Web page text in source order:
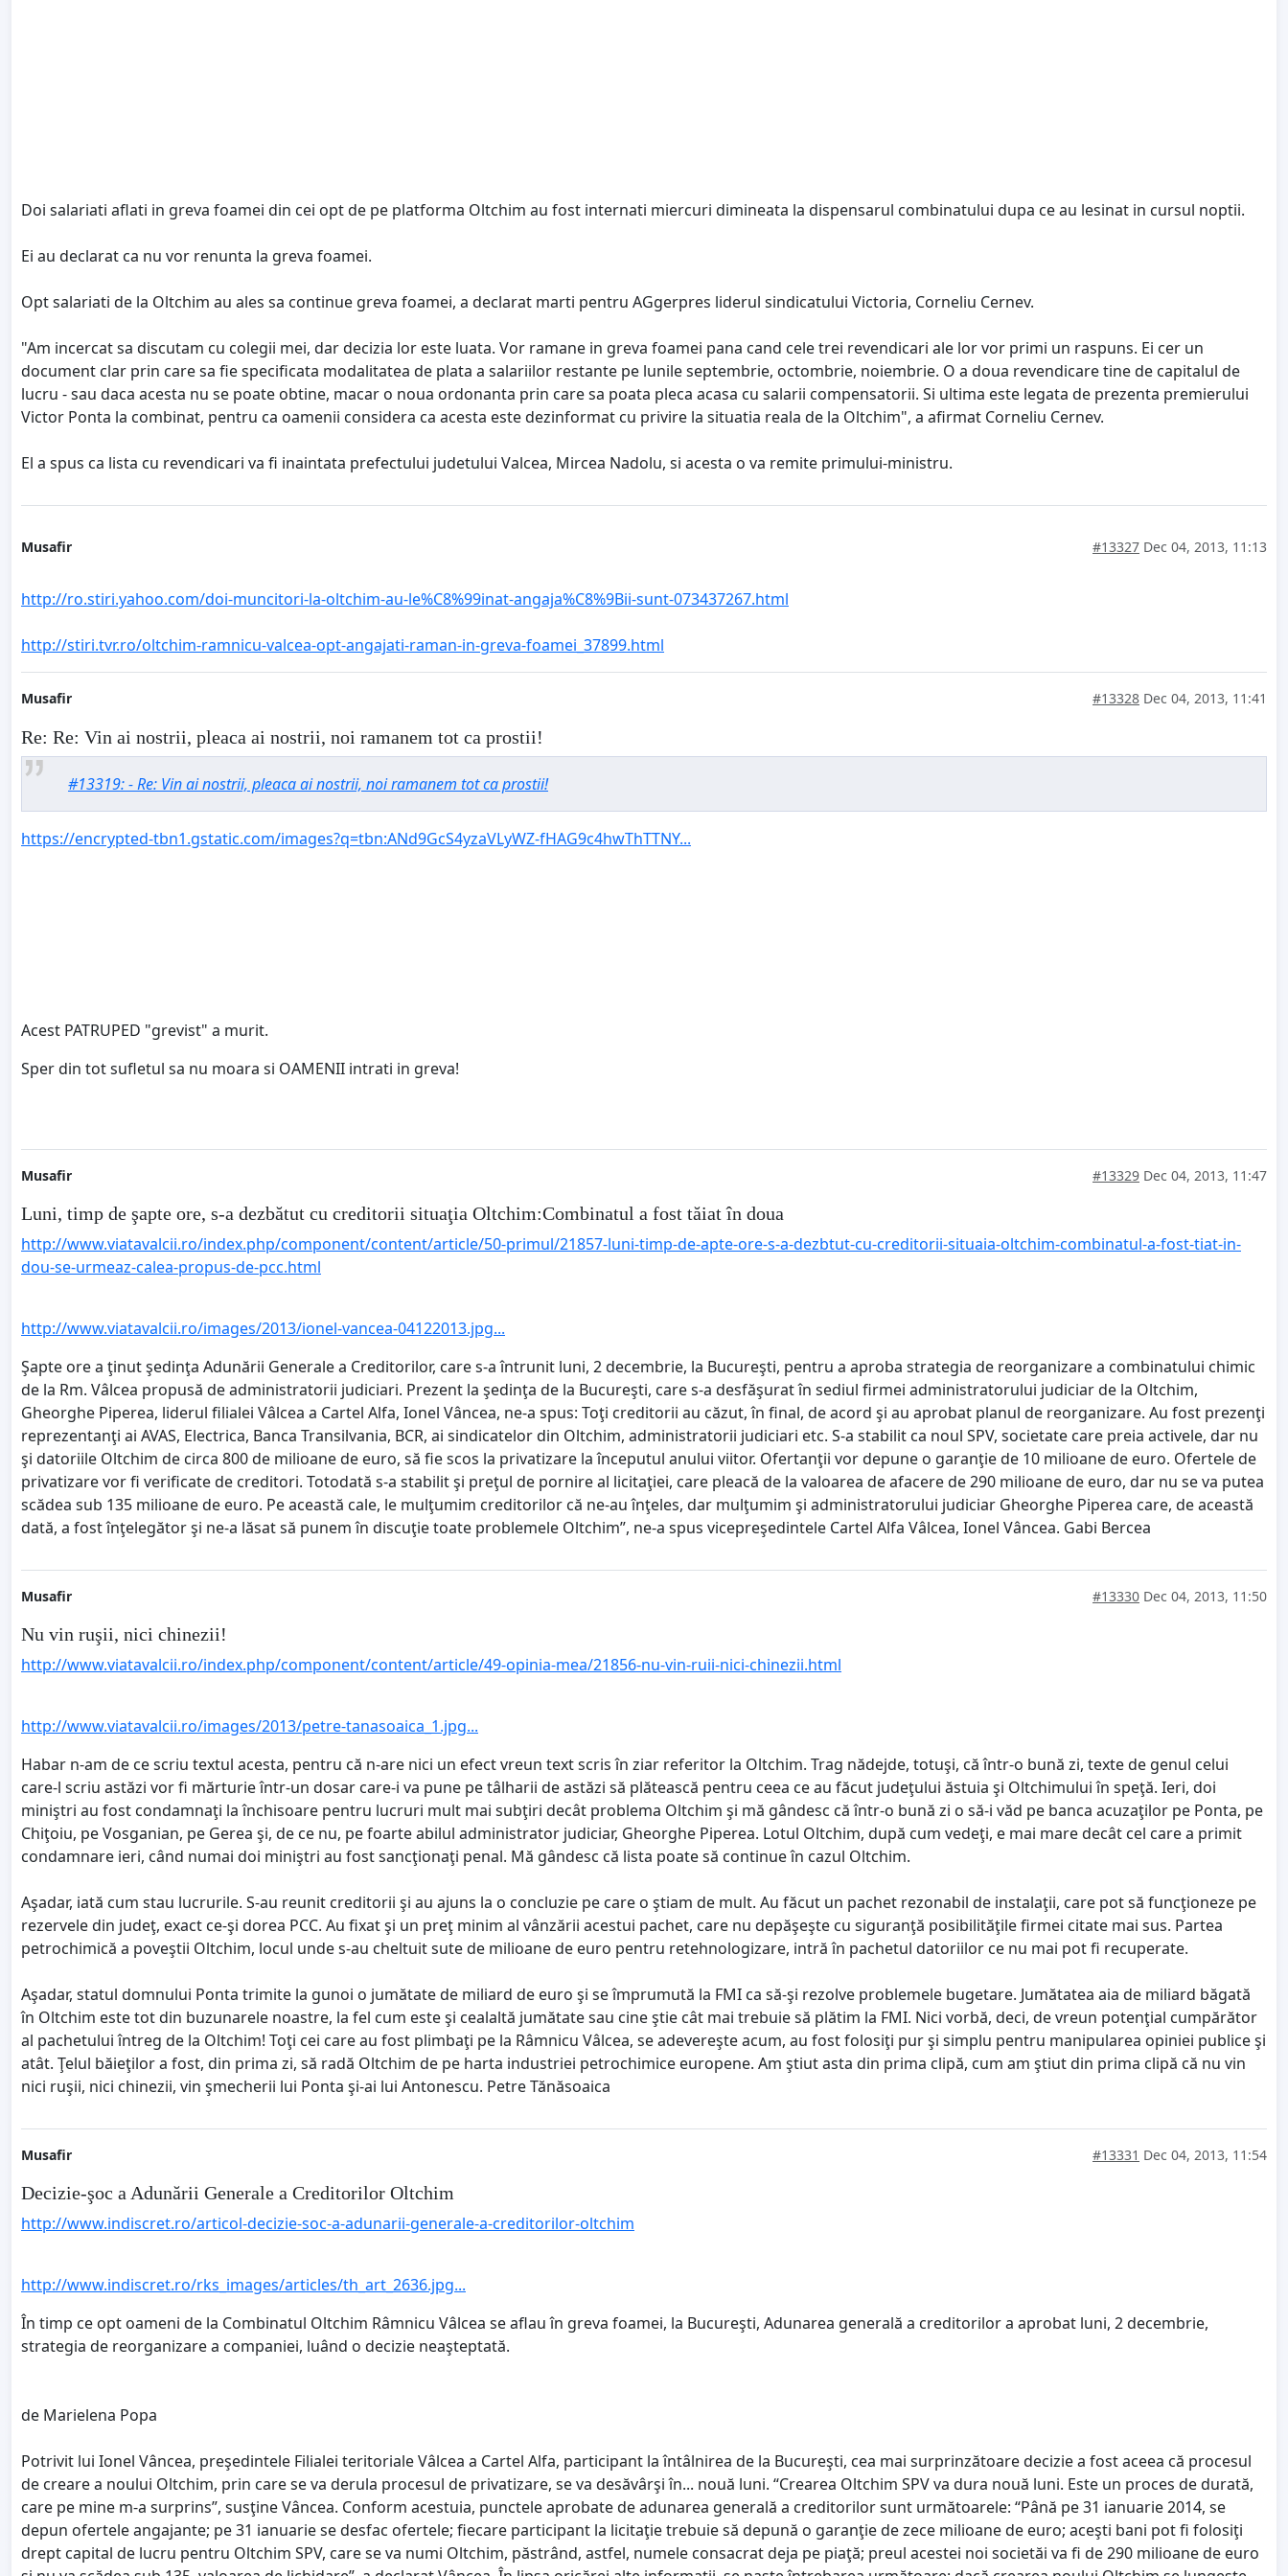
Doi salariati aflati in greva foamei din cei opt de pe platforma Oltchim au fost internati miercuri dimineata la dispensarul combinatului dupa ce au lesinat in cursul noptii.
Ei au declarat ca nu vor renunta la greva foamei.
Opt salariati de la Oltchim au ales sa continue greva foamei, a declarat marti pentru AGgerpres liderul sindicatului Victoria, Corneliu Cernev.
"Am incercat sa discutam cu colegii mei, dar decizia lor este luata. Vor ramane in greva foamei pana cand cele trei revendicari ale lor vor primi un raspuns. Ei cer un
document clar prin care sa fie specificata modalitatea de plata a salariilor restante pe lunile septembrie, octombrie, noiembrie. O a doua revendicare tine de capitalul de
lucru - sau daca acesta nu se poate obtine, macar o noua ordonanta prin care sa poata pleca acasa cu salarii compensatorii. Si ultima este legata de prezenta premierului
Victor Ponta la combinat, pentru ca oamenii considera ca acesta este dezinformat cu privire la situatia reala de la Oltchim", a afirmat Corneliu Cernev.
El a spus ca lista cu revendicari va fi inaintata prefectului judetului Valcea, Mircea Nadolu, si acesta o va remite primului-ministru.
Musafir #13327 Dec 04, 2013, 11:13
http://ro.stiri.yahoo.com/doi-muncitori-la-oltchim-au-le%C8%99inat-angaja%C8%9Bii-sunt-073437267.html
http://stiri.tvr.ro/oltchim-ramnicu-valcea-opt-angajati-raman-in-greva-foamei_37899.html
Musafir #13328 Dec 04, 2013, 11:41
Re: Re: Vin ai nostrii, pleaca ai nostrii, noi ramanem tot ca prostii!
#13319: - Re: Vin ai nostrii, pleaca ai nostrii, noi ramanem tot ca prostii!
https://encrypted-tbn1.gstatic.com/images?q=tbn:ANd9GcS4yzaVLyWZ-fHAG9c4hwThTTNY...
Acest PATRUPED "grevist" a murit.
Sper din tot sufletul sa nu moara si OAMENII intrati in greva!
Musafir #13329 Dec 04, 2013, 11:47
Luni, timp de şapte ore, s-a dezbătut cu creditorii situaţia Oltchim:Combinatul a fost tăiat în doua
http://www.viatavalcii.ro/index.php/component/content/article/50-primul/21857-luni-timp-de-apte-ore-s-a-dezbtut-cu-creditorii-situaia-oltchim-combinatul-a-fost-tiat-in-
dou-se-urmeaz-calea-propus-de-pcc.html
http://www.viatavalcii.ro/images/2013/ionel-vancea-04122013.jpg...
Şapte ore a ţinut şedinţa Adunării Generale a Creditorilor, care s-a întrunit luni, 2 decembrie, la Bucureşti, pentru a aproba strategia de reorganizare a combinatului chimic
de la Rm. Vâlcea propusă de administratorii judiciari. Prezent la şedinţa de la Bucureşti, care s-a desfăşurat în sediul firmei administratorului judiciar de la Oltchim,
Gheorghe Piperea, liderul filialei Vâlcea a Cartel Alfa, Ionel Vâncea, ne-a spus: Toţi creditorii au căzut, în final, de acord şi au aprobat planul de reorganizare. Au fost prezenţi
reprezentanţi ai AVAS, Electrica, Banca Transilvania, BCR, ai sindicatelor din Oltchim, administratorii judiciari etc. S-a stabilit ca noul SPV, societate care preia activele, dar nu
şi datoriile Oltchim de circa 800 de milioane de euro, să fie scos la privatizare la începutul anului viitor. Ofertanţii vor depune o garanţie de 10 milioane de euro. Ofertele de
privatizare vor fi verificate de creditori. Totodată s-a stabilit şi preţul de pornire al licitaţiei, care pleacă de la valoarea de afacere de 290 milioane de euro, dar nu se va putea
scădea sub 135 milioane de euro. Pe această cale, le mulţumim creditorilor că ne-au înţeles, dar mulţumim şi administratorului judiciar Gheorghe Piperea care, de această
dată, a fost înţelegător şi ne-a lăsat să punem în discuţie toate problemele Oltchim”, ne-a spus vicepreşedintele Cartel Alfa Vâlcea, Ionel Vâncea. Gabi Bercea
Musafir #13330 Dec 04, 2013, 11:50
Nu vin ruşii, nici chinezii!
http://www.viatavalcii.ro/index.php/component/content/article/49-opinia-mea/21856-nu-vin-ruii-nici-chinezii.html
http://www.viatavalcii.ro/images/2013/petre-tanasoaica_1.jpg...
Habar n-am de ce scriu textul acesta, pentru că n-are nici un efect vreun text scris în ziar referitor la Oltchim. Trag nădejde, totuşi, că într-o bună zi, texte de genul celui
care-l scriu astăzi vor fi mărturie într-un dosar care-i va pune pe tâlharii de astăzi să plătească pentru ceea ce au făcut judeţului ăstuia şi Oltchimului în speţă. Ieri, doi
miniştri au fost condamnaţi la închisoare pentru lucruri mult mai subţiri decât problema Oltchim şi mă gândesc că într-o bună zi o să-i văd pe banca acuzaţilor pe Ponta, pe
Chiţoiu, pe Vosganian, pe Gerea şi, de ce nu, pe foarte abilul administrator judiciar, Gheorghe Piperea. Lotul Oltchim, după cum vedeţi, e mai mare decât cel care a primit
condamnare ieri, când numai doi miniştri au fost sancţionaţi penal. Mă gândesc că lista poate să continue în cazul Oltchim.
Aşadar, iată cum stau lucrurile. S-au reunit creditorii şi au ajuns la o concluzie pe care o ştiam de mult. Au făcut un pachet rezonabil de instalaţii, care pot să funcţioneze pe
rezervele din judeţ, exact ce-şi dorea PCC. Au fixat şi un preţ minim al vânzării acestui pachet, care nu depăşeşte cu siguranţă posibilităţile firmei citate mai sus. Partea
petrochimică a poveştii Oltchim, locul unde s-au cheltuit sute de milioane de euro pentru retehnologizare, intră în pachetul datoriilor ce nu mai pot fi recuperate.
Aşadar, statul domnului Ponta trimite la gunoi o jumătate de miliard de euro şi se împrumută la FMI ca să-şi rezolve problemele bugetare. Jumătatea aia de miliard băgată
în Oltchim este tot din buzunarele noastre, la fel cum este şi cealaltă jumătate sau cine ştie cât mai trebuie să plătim la FMI. Nici vorbă, deci, de vreun potenţial cumpărător
al pachetului întreg de la Oltchim! Toţi cei care au fost plimbaţi pe la Râmnicu Vâlcea, se adevereşte acum, au fost folosiţi pur şi simplu pentru manipularea opiniei publice şi
atât. Ţelul băieţilor a fost, din prima zi, să radă Oltchim de pe harta industriei petrochimice europene. Am ştiut asta din prima clipă, cum am ştiut din prima clipă că nu vin
nici ruşii, nici chinezii, vin şmecherii lui Ponta şi-ai lui Antonescu. Petre Tănăsoaica
Musafir #13331 Dec 04, 2013, 11:54
Decizie-şoc a Adunării Generale a Creditorilor Oltchim
http://www.indiscret.ro/articol-decizie-soc-a-adunarii-generale-a-creditorilor-oltchim
http://www.indiscret.ro/rks_images/articles/th_art_2636.jpg...
În timp ce opt oameni de la Combinatul Oltchim Râmnicu Vâlcea se aflau în greva foamei, la Bucureşti, Adunarea generală a creditorilor a aprobat luni, 2 decembrie,
strategia de reorganizare a companiei, luând o decizie neaşteptată.
de Marielena Popa
Potrivit lui Ionel Vâncea, preşedintele Filialei teritoriale Vâlcea a Cartel Alfa, participant la întâlnirea de la Bucureşti, cea mai surprinzătoare decizie a fost aceea că procesul
de creare a noului Oltchim, prin care se va derula procesul de privatizare, se va desăvârşi în... nouă luni. “Crearea Oltchim SPV va dura nouă luni. Este un proces de durată,
care pe mine m-a surprins”, susţine Vâncea. Conform acestuia, punctele aprobate de adunarea generală a creditorilor sunt următoarele: “Până pe 31 ianuarie 2014, se
depun ofertele angajante; pe 31 ianuarie se desfac ofertele; fiecare participant la licitaţie trebuie să depună o garanţie de zece milioane de euro; aceşti bani pot fi folosiţi
drept capital de lucru pentru Oltchim SPV, care se va numi Oltchim, păstrând, astfel, numele consacrat deja pe piaţă; preul acestei noi societăi va fi de 290 milioane de euro